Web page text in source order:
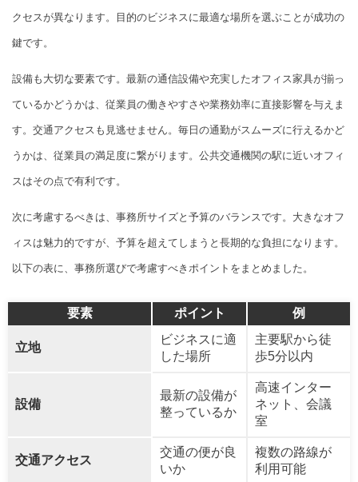
クセスが異なります。目的のビジネスに最適な場所を選ぶことが成功の
鍵です。
設備も大切な要素です。最新の通信設備や充実したオフィス家具が揃っ
ているかどうかは、従業員の働きやすさや業務効率に直接影響を与えま
す。交通アクセスも見逃せません。毎日の通勤がスムーズに行えるかど
うかは、従業員の満足度に繋がります。公共交通機関の駅に近いオフィ
スはその点で有利です。
次に考慮するべきは、事務所サイズと予算のバランスです。大きなオフ
ィスは魅力的ですが、予算を超えてしまうと長期的な負担になります。
以下の表に、事務所選びで考慮すべきポイントをまとめました。
要素 ポイント 例
立地
ビジネスに適
した場所
主要駅から徒
歩5分以内
設備
最新の設備が
整っているか
高速インター
ネット、会議
室
交通アクセス
交通の便が良
いか
複数の路線が
利用可能